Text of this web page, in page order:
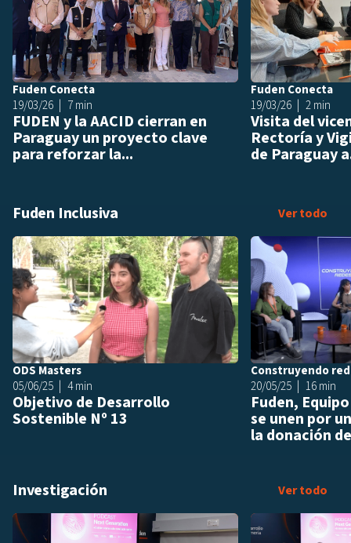
Fuden Conecta
19/03/26
7 min
FUDEN y la AACID cierran en
Paraguay un proyecto clave
para reforzar la...
Fuden Conecta
19/03/26
2 min
Visita del
Rectoría y
de Paraguay
Fuden Inclusiva Ver todo
Añadir a
ODS Masters
05/06/25
4 min
Objetivo de Desarrollo
Sostenible Nº 13
Construyendo
20/05/25
16 min
Fuden,
se unen por
la donación
Investigación Ver todo
Añadir a